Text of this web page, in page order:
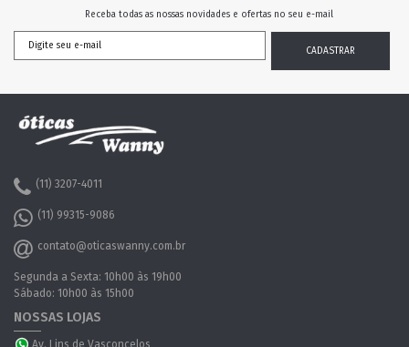
Receba todas as nossas novidades e ofertas no seu e-mail
(11) 3207-4011
(11) 99315-9086
contato@oticaswanny.com.br
Segunda a Sexta: 10h00 às 19h00
Sábado: 10h00 às 15h00
NOSSAS LOJAS
Av. Lins de Vasconcelos